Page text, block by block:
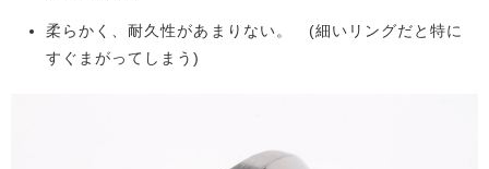
柔らかく、耐久性があまりない。 (細いリングだと特に
すぐまがってしまう)